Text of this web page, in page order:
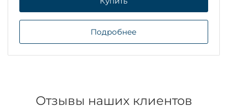
Подробнее
Отзывы наших клиентов